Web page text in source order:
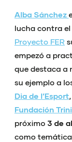
Alba Sánchez
lucha contra
Proyecto FER
empezó a
que destaca a
su ejemplo a
Dia de l’Esport
Fundación
próximo 3 de
como